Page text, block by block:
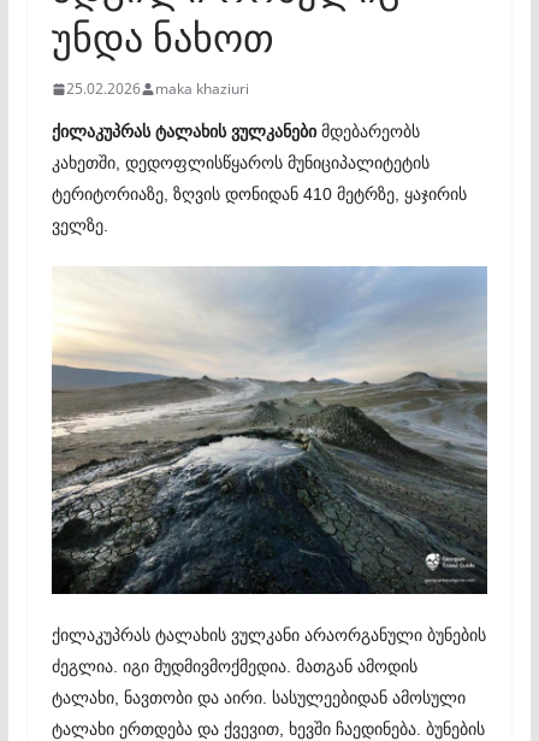
უნდა ნახოთ
25.02.2026 maka khaziuri
ქილაკუპრას ტალახის ვულკანები მდებარეობს
კახეთში, დედოფლისწყაროს მუნიციპალიტეტის
ტერიტორიაზე, ზღვის დონიდან 410 მეტრზე, ყაჯირის
ველზე.
ქილაკუპრას ტალახის ვულკანი არაორგანული ბუნების
ძეგლია. იგი მუდმივმოქმედია. მათგან ამოდის
ტალახი, ნავთობი და აირი. სასულეებიდან ამოსული
ტალახი ერთდება და ქვევით, ხევში ჩაედინება. ბუნების